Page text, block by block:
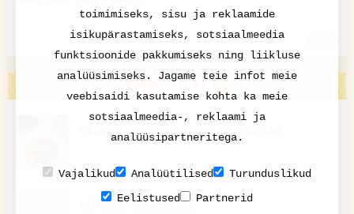
VAATA VEEL
Viinerisupp kartulite ja riisiga
Pihlaka-seenesalat
toimimiseks, sisu ja reklaamide
isikupärastamiseks, sotsiaalmeedia
funktsioonide pakkumiseks ning liikluse
analüüsimiseks. Jagame teie infot meie
veebisaidi kasutamise kohta ka meie
sotsiaalmeedia-, reklaami ja
analüüsipartneritega.
Vajalikud Analüütilised
Turunduslikud
Eelistused
Partnerid